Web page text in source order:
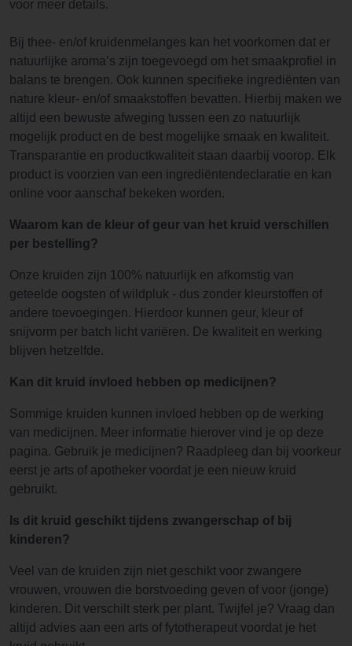
voor meer details.
Bij thee- en/of kruidenmelanges kan het voorkomen dat er
natuurlijke aroma’s zijn toegevoegd om het smaakprofiel in
balans te brengen. Ook kunnen specifieke ingrediënten van
nature kleur- en/of smaakstoffen bevatten. Hierbij maken we
altijd een bewuste afweging tussen een zo natuurlijk
mogelijk product en de best mogelijke smaak en kwaliteit.
Transparantie en productkwaliteit staan daarbij voorop. Elk
product is voorzien van een ingrediëntendeclaratie en kan
online voor aanschaf bekeken worden.
Waarom kan de kleur of geur van het kruid verschillen
per bestelling?
Onze kruiden zijn 100% natuurlijk en afkomstig van
geteelde oogsten of wildpluk - dus zonder kleurstoffen of
andere toevoegingen. Hierdoor kunnen geur, kleur of
snijvorm per batch licht variëren. De kwaliteit en werking
blijven hetzelfde.
Kan dit kruid invloed hebben op medicijnen?
Sommige kruiden kunnen invloed hebben op de werking
van medicijnen. Meer informatie hierover vind je op deze
pagina. Gebruik je medicijnen? Raadpleeg dan bij voorkeur
eerst je arts of apotheker voordat je een nieuw kruid
gebruikt.
Is dit kruid geschikt tijdens zwangerschap of bij
kinderen?
Veel van de kruiden zijn niet geschikt voor zwangere
vrouwen, vrouwen die borstvoeding geven of voor (jonge)
kinderen. Dit verschilt sterk per plant. Twijfel je? Vraag dan
altijd advies aan een arts of fytotherapeut voordat je het